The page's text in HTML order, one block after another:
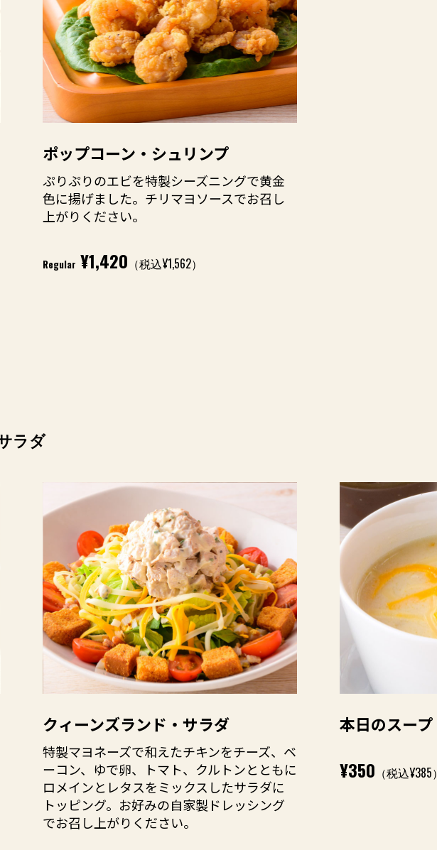
ポップコーン・シュリンプ
ぷりぷりのエビを特製シーズニングで黄金
色に揚げました。チリマヨソースでお召し
上がりください。
Regular ¥1,420 （税込¥1,562）
ラダ
クィーンズランド・サラダ
特製マヨネーズで和えたチキンをチーズ、ベ
ーコン、ゆで卵、トマト、クルトンとともに
ロメインとレタスをミックスしたサラダに
トッピング。お好みの自家製ドレッシング
でお召し上がりください。
本日のスープ
¥350 （税込¥385）